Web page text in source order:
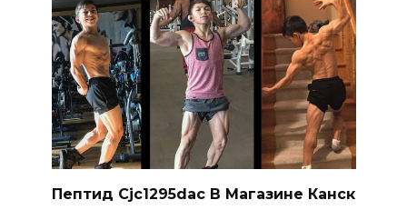
Пептид Cjc1295dac В Магазине Канск